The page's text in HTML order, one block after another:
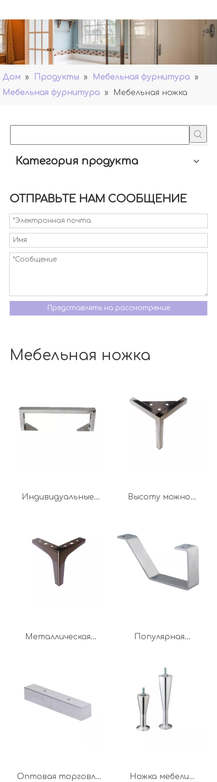
Дом » Продукты » Мебельная фурнитура »
Мебельная фурнитура » Мебельная ножка
Категория продукта
ОТПРАВЬТЕ НАМ СООБЩЕНИЕ
Представлять на рассмотрение
Мебельная ножка
Индивидуальные
Высоту можно
мебельная ножка для
дивана
Металлическая
Популярная
ножка для стола,
ножка для шкафа,
мебельная
фурнитура
Оптовая торговля
Ножка мебели